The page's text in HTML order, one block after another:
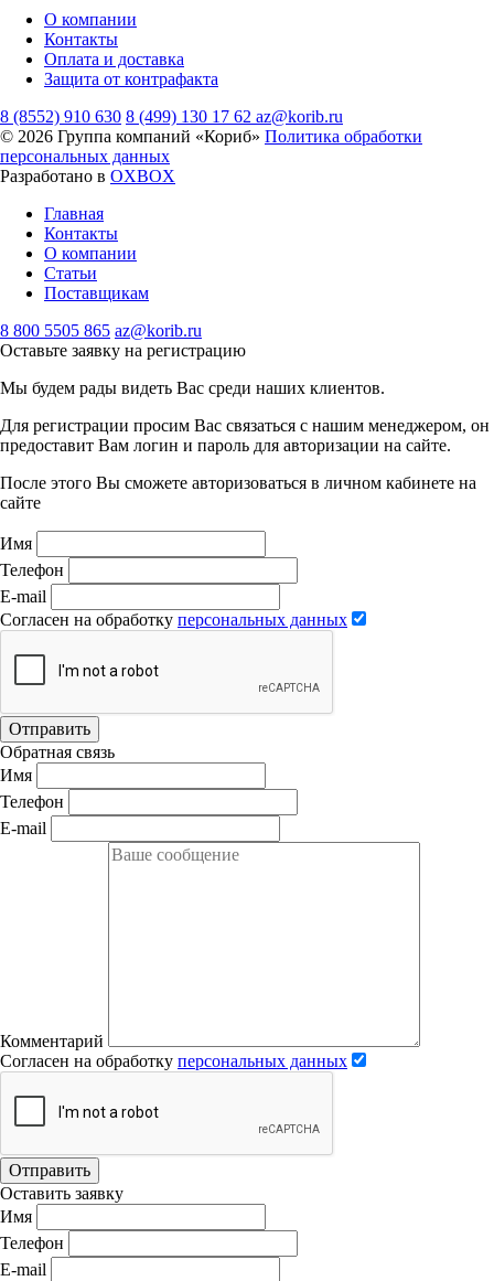
О компании
Контакты
Оплата и доставка
Защита от контрафакта
8 (8552) 910 630 8 (499) 130 17 62 az@korib.ru
© 2026 Группа компаний «Кориб» Политика обработки
персональных данных
Разработано в OXBOX
Главная
Контакты
О компании
Статьи
Поставщикам
8 800 5505 865 az@korib.ru
Оставьте заявку на регистрацию
Мы будем рады видеть Вас среди наших клиентов.
Для регистрации просим Вас связаться с нашим менеджером, он
предоставит Вам логин и пароль для авторизации на сайте.
После этого Вы сможете авторизоваться в личном кабинете на
сайте
Имя
Телефон
E-mail
Согласен на обработку персональных данных
Отправить
Обратная связь
Имя
Телефон
E-mail
Комментарий
Согласен на обработку персональных данных
Отправить
Оставить заявку
Имя
Телефон
E-mail